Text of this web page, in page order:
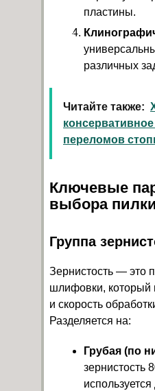
пластины.
различных
Читайте также:
переломов
Ключевые
выбора пилки
Группа
Зернистость — это
шлифовки, который
и скорость
Разделяется на:
Грубая (по
зернистость